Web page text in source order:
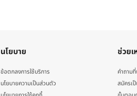
นโยบาย
ข้อตกลงการใช้บริการ
นโยบายความเป็นส่วนตัว
ช่วยเ
คำถาม
สมัครเ